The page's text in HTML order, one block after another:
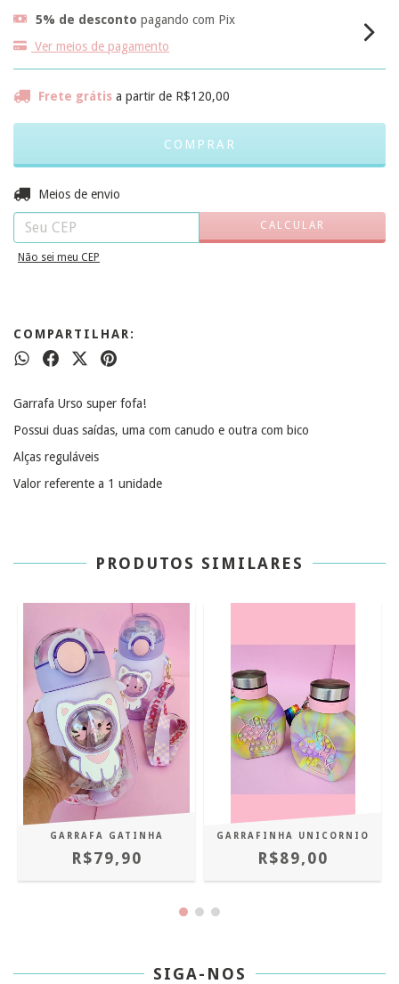
5% de desconto pagando com Pix
Ver meios de pagamento
Frete grátis a partir de R$120,00
Entregas para o CEP:
Meios de envio
CALCULAR
Não sei meu CEP
COMPARTILHAR:
Garrafa Urso super fofa!
Possui duas saídas, uma com canudo e outra com bico
Alças reguláveis
Valor referente a 1 unidade
PRODUTOS SIMILARES
GARRAFA GATINHA
R$79,90
GARRAFINHA UNICORNIO
R$89,00
SIGA-NOS